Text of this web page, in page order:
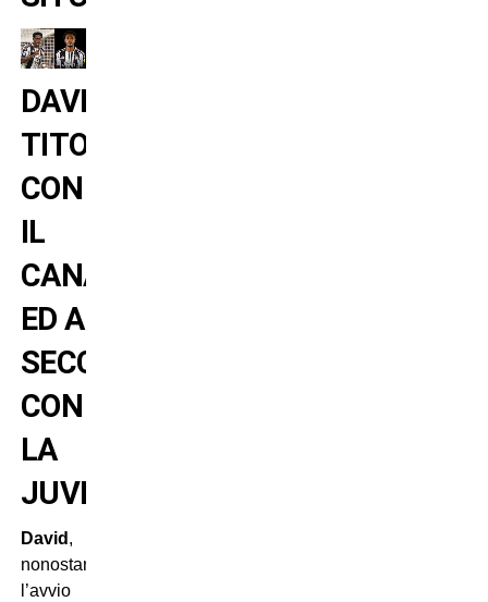
DAVID
TITOLARE
CON
IL
CANADA
ED A
SECCO
CON
LA
JUVENTUS
David ,
nonostante
l’avvio